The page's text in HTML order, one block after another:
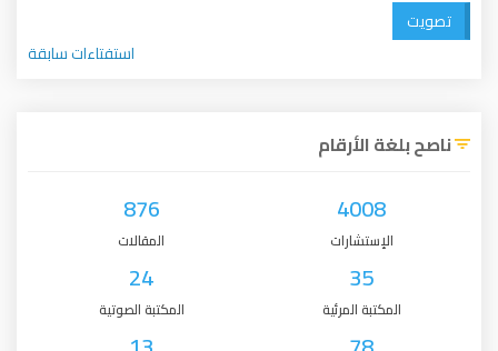
تصويت
استفتاءات سابقة
ناصح بلغة الأرقام
4008
الإستشارات
876
المقالات
35
المكتبة المرئية
24
المكتبة الصوتية